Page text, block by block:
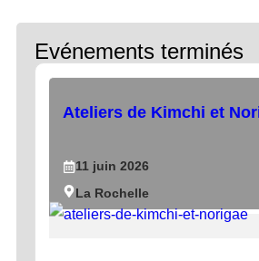
Evénements terminés
Ateliers de Kimchi et
11 juin 2026
La Rochelle